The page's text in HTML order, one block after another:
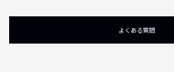
よくある質問